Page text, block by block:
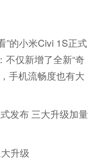
的小米Civi 1S正式
不仅新增了全新“奇
手机流畅度也有大
升级